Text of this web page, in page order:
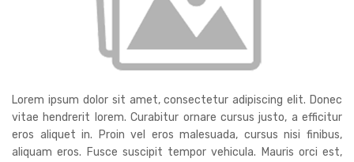
Lorem ipsum dolor sit amet, consectetur adipiscing elit. Donec
vitae hendrerit lorem. Curabitur ornare cursus justo, a efficitur
eros aliquet in. Proin vel eros malesuada, cursus nisi finibus,
aliquam eros. Fusce suscipit tempor vehicula. Mauris orci est,